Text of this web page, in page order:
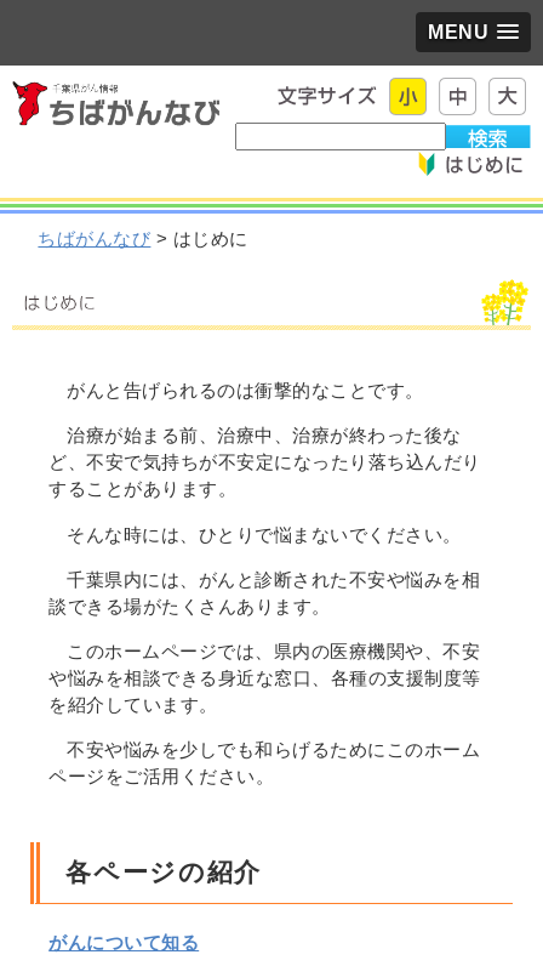
MENU
ちばがんなび > はじめに
がんと告げられるのは衝撃的なことです。
治療が始まる前、治療中、治療が終わった後な
ど、不安で気持ちが不安定になったり落ち込んだり
することがあります。
そんな時には、ひとりで悩まないでください。
千葉県内には、がんと診断された不安や悩みを相
談できる場がたくさんあります。
このホームページでは、県内の医療機関や、不安
や悩みを相談できる身近な窓口、各種の支援制度等
を紹介しています。
不安や悩みを少しでも和らげるためにこのホーム
ページをご活用ください。
各ページの紹介
がんについて知る